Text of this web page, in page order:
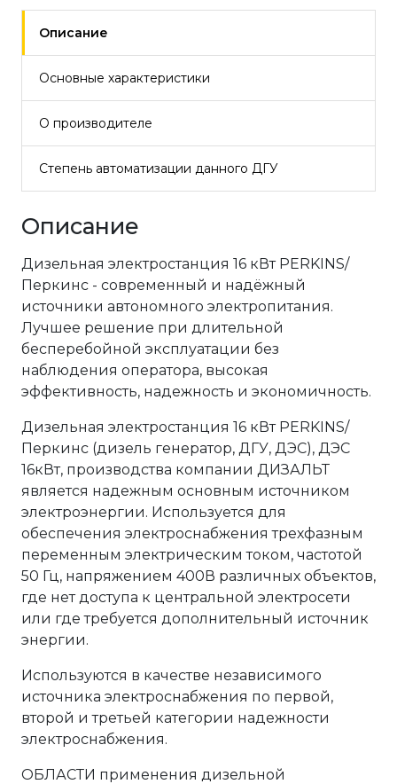
Описание
Основные характеристики
О производителе
Степень автоматизации данного ДГУ
Описание
Дизельная электростанция 16 кВт PERKINS/
Перкинс - современный и надёжный
источники автономного электропитания.
Лучшее решение при длительной
бесперебойной эксплуатации без
наблюдения оператора, высокая
эффективность, надежность и экономичность.
Дизельная электростанция 16 кВт PERKINS/
Перкинс (дизель генератор, ДГУ, ДЭС), ДЭС
16кВт, производства компании ДИЗАЛЬТ
является надежным основным источником
электроэнергии. Используется для
обеспечения электроснабжения трехфазным
переменным электрическим током, частотой
50 Гц, напряжением 400В различных объектов,
где нет доступа к центральной электросети
или где требуется дополнительный источник
энергии.
Используются в качестве независимого
источника электроснабжения по первой,
второй и третьей категории надежности
электроснабжения.
ОБЛАСТИ применения дизельной